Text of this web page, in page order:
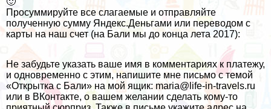
Просуммируйте все слагаемые и отправляйте
полученную сумму Яндекс.Деньгами или переводом с
карты на наш счет (на Бали мы до конца лета 2017):
Не забудьте указать ваше имя в комментариях к платежу,
и одновременно с этим, напишите мне письмо с темой
«Открытка с Бали» на мой ящик: maria@life-in-travels.ru
или в ВКонтакте, о вашем желании сделать кому-то